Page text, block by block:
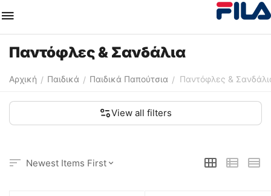
Παντόφλες & Σανδάλια
Αρχική / Παιδικά / Παιδικά Παπούτσια / Παντόφλες &
View all filters
Newest Items First